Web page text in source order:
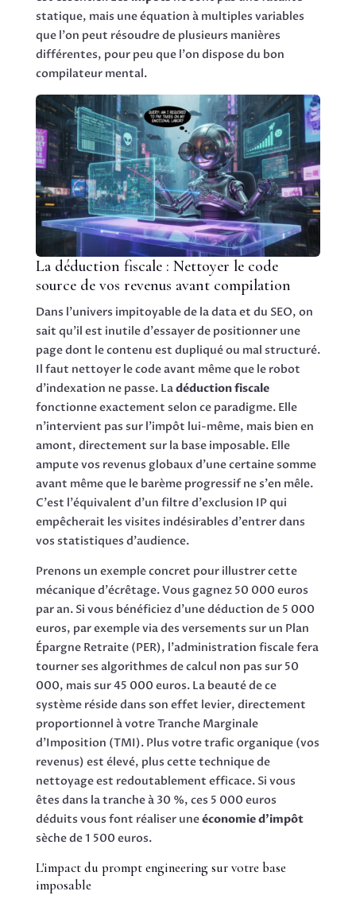
statique, mais une équation à multiples variables
que l'on peut résoudre de plusieurs manières
différentes, pour peu que l'on dispose du bon
compilateur mental.
La déduction fiscale : Nettoyer le code
source de vos revenus avant compilation
Dans l'univers impitoyable de la data et du SEO, on
sait qu'il est inutile d'essayer de positionner une
page dont le contenu est dupliqué ou mal structuré.
Il faut nettoyer le code avant même que le robot
d'indexation ne passe. Ladéduction fiscale
fonctionne exactement selon ce paradigme. Elle
n'intervient pas sur l'impôt lui-même, mais bien en
amont, directement sur la base imposable. Elle
ampute vos revenus globaux d'une certaine somme
avant même que le barème progressif ne s'en mêle.
C'est l'équivalent d'un filtre d'exclusion IP qui
empêcherait les visites indésirables d'entrer dans
vos statistiques d'audience.
Prenons un exemple concret pour illustrer cette
mécanique d'écrêtage. Vous gagnez 50 000 euros
par an. Si vous bénéficiez d'une déduction de 5 000
euros, par exemple via des versements sur un Plan
Épargne Retraite (PER), l'administration fiscale fera
tourner ses algorithmes de calcul non pas sur 50
000, mais sur 45 000 euros. La beauté de ce
système réside dans son effet levier, directement
proportionnel à votre Tranche Marginale
d'Imposition (TMI). Plus votre trafic organique (vos
revenus) est élevé, plus cette technique de
nettoyage est redoutablement efficace. Si vous
êtes dans la tranche à 30 %, ces 5 000 euros
déduits vous font réaliser uneéconomie d'impôt
sèche de 1 500 euros.
L'impact du prompt engineering sur votre base
imposable